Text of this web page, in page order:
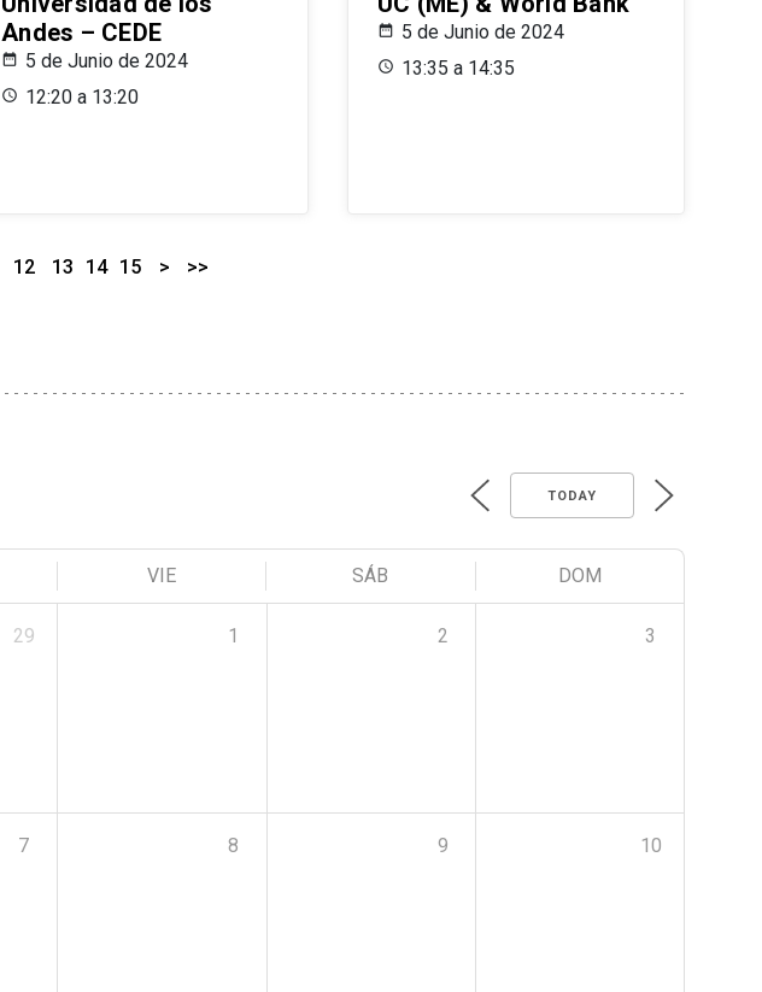
Andes – CEDE
5 de Junio de 2024
12:20 a 13:20
5 de Junio de 2024
13:35 a 14:35
12 13 14 15 > >>
TODAY
VIE SÁB DOM
29 1 2 3
7 8 9 10